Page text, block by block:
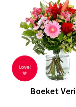
Boeket